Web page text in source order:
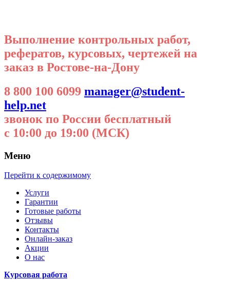
Выполнение контрольных работ,
рефератов, курсовых, чертежей на
заказ в Ростове-на-Дону
8 800 100 6099 manager@student-
help.net
звонок по России бесплатный
с 10:00 до 19:00 (МСК)
Меню
Перейти к содержимому
Услуги
Гарантии
Готовые работы
Отзывы
Контакты
Онлайн-заказ
Акции
О нас
Курсовая работа